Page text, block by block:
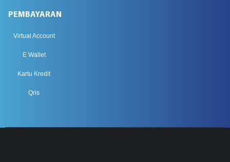
PEMBAYARAN
Virtual Account
E Wallet
Kartu Kredit
Qris